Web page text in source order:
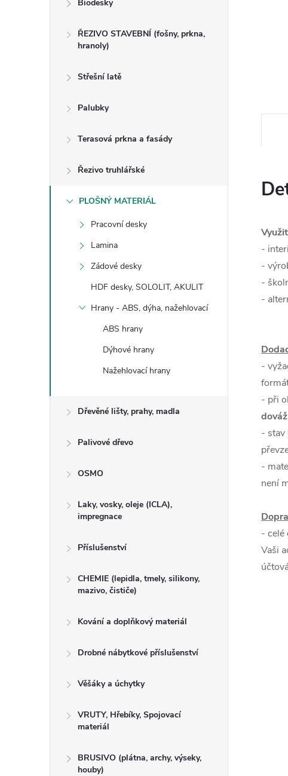
Biodesky
ŘEZIVO STAVEBNÍ (fošny, prkna,
hranoly)
Střešní latě
Palubky
Terasová prkna a fasády
Řezivo truhlářské
PLOŠNÝ MATERIÁL
Pracovní desky
Lamina
Zádové desky
HDF desky, SOLOLIT, AKULIT
Hrany - ABS, dýha, nažehlovací
ABS hrany
Dýhové hrany
Nažehlovací hrany
Dřevěné lišty, prahy, madla
Palivové dřevo
OSMO
Laky, vosky, oleje (ICLA),
impregnace
Příslušenství
CHEMIE (lepidla, tmely, silikony,
mazivo, čističe)
Kování a doplňkový materiál
Drobné nábytkové příslušenství
Věšáky a úchytky
VRUTY, Hřebíky, Spojovací
materiál
BRUSIVO (plátna, archy, výseky,
houby)
-
-
-
-
-
- při
- stav
-
není
- celé
Vaši